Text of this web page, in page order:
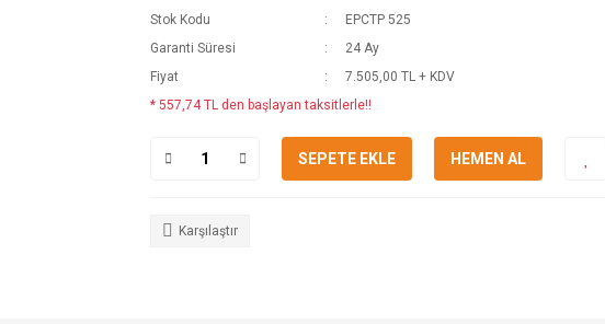
Stok Kodu
EPCTP 525
Garanti Süresi
24 Ay
Fiyat
7.505,00 TL + KDV
* 557,74 TL den başlayan taksitlerle!!
SEPETE EKLE HEMEN AL
Karşılaştır